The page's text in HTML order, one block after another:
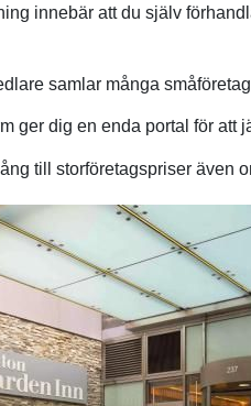
innebär att du själv
samlar många
ger dig en enda portal för att
till storföretagspriser även